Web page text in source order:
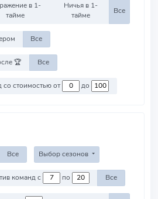
в 1-
тайме
Ничья в 1-
тайме
Все
Все
🏆 Все
Против команд со стоимостью от до
Все Выбор сезонов
Против команд с по Все